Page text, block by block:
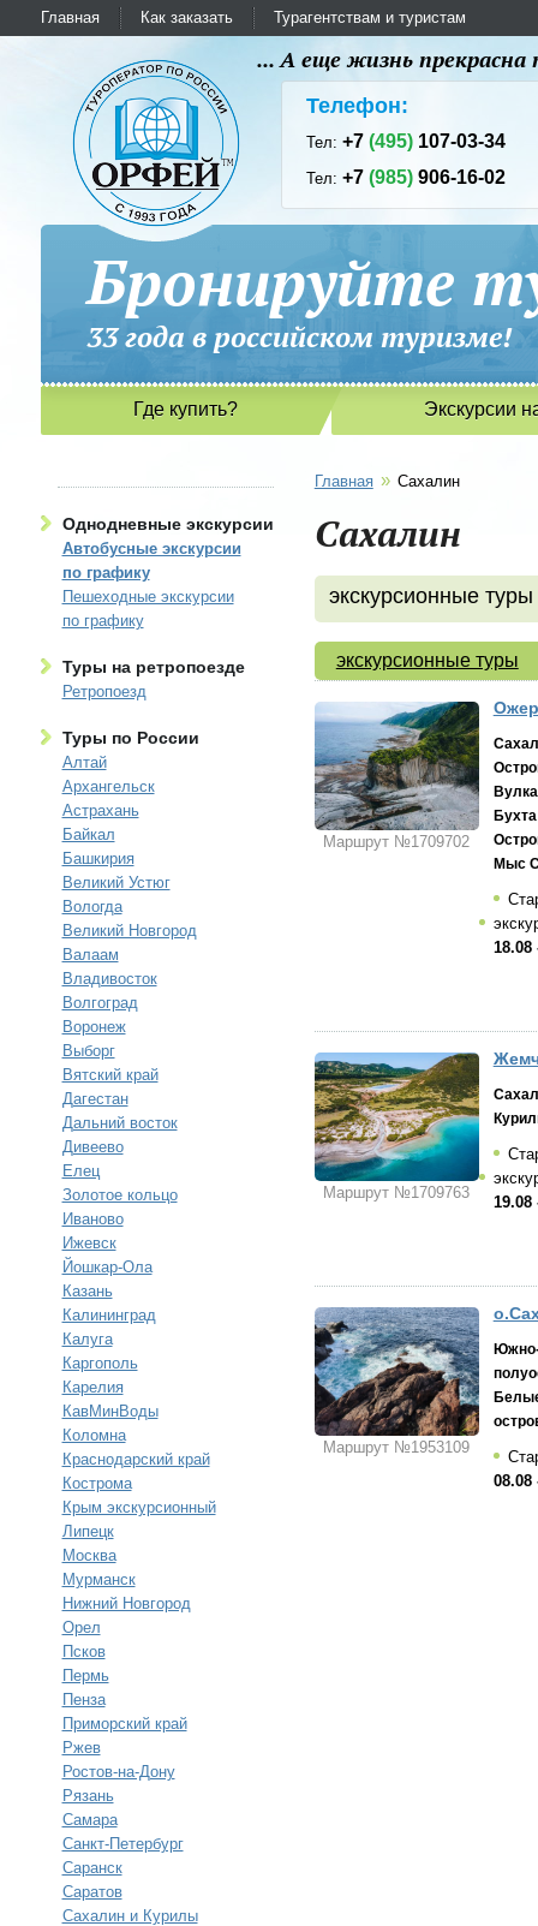
Главная Как заказать Турагентствам и туристам
... А еще жизнь
Телефон:
Тел:+7(495) 107-03-34
Тел:+7(985) 906-16-02
Бронируйте
33 года в российском
Где купить? Экскурсии
Однодневные экскурсии
Автобусные экскурсии
по графику
Пешеходные экскурсии
по графику
Туры на ретропоезде
Ретропоезд
Туры по России
Алтай
Архангельск
Астрахань
Байкал
Башкирия
Великий Устюг
Вологда
Великий Новгород
Валаам
Владивосток
Волгоград
Воронеж
Выборг
Вятский край
Дагестан
Дальний восток
Дивеево
Елец
Золотое кольцо
Иваново
Ижевск
Йошкар-Ола
Казань
Калининград
Калуга
Каргополь
Карелия
КавМинВоды
Коломна
Краснодарский край
Кострома
Крым экскурсионный
Липецк
Москва
Мурманск
Нижний Новгород
Орел
Псков
Пермь
Пенза
Приморский край
Ржев
Ростов-на-Дону
Рязань
Самара
Санкт-Петербург
Саранск
Саратов
Сахалин и Курилы
Главная » Сахалин
Сахалин
экскурсионные туры
экскурсионные туры
Маршрут №1709702
Мыс
18.08
Маршрут №1709763
19.08
Маршрут №1953109
08.08